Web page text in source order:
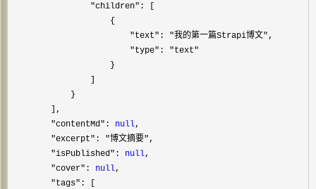
"children" : [
                    {
"text": "我的第一篇Strapi博文",
"type": "text"
                    }
                ]
            }
        ],
"contentMd": null,
"excerpt": "博文摘要",
"isPublished": null,
"cover": null,
"tags" : [